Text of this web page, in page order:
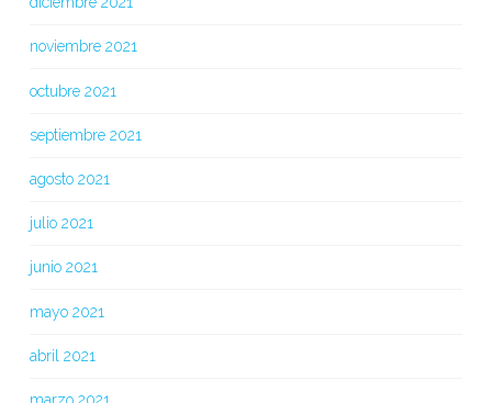
noviembre 2021
octubre 2021
septiembre 2021
agosto 2021
julio 2021
junio 2021
mayo 2021
abril 2021